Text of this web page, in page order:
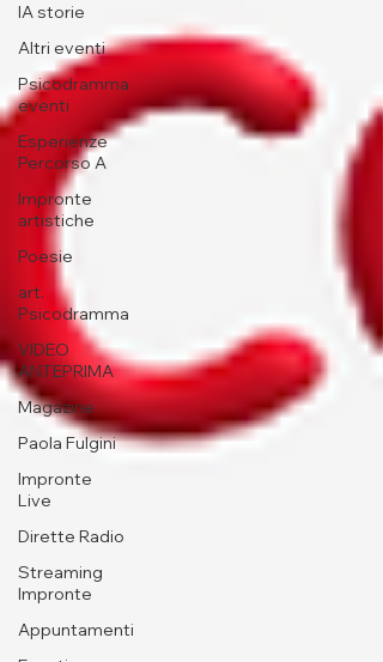
IA storie
Altri eventi
Psicodramma
eventi
Esperienze
Percorso A
Impronte
artistiche
Poesie
art.
Psicodramma
VIDEO
ANTEPRIMA
Magazine
Paola Fulgini
Impronte
Live
Dirette Radio
Streaming
Impronte
Appuntamenti